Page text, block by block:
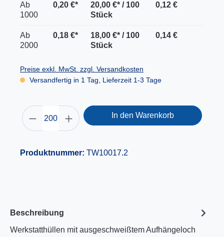
Ab
1000
0,20 €*
20,00 €* / 100
Stück
0,12 €
Ab
2000
0,18 €*
18,00 €* / 100
Stück
0,14 €
Preise exkl. MwSt. zzgl. Versandkosten
Versandfertig in 1 Tag, Lieferzeit 1-3 Tage
In den Warenkorb
Produktnummer: TW10017.2
Beschreibung
Werkstatthüllen mit ausgeschweißtem Aufhängeloch